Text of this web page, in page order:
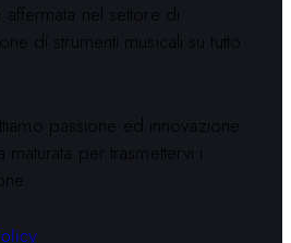
affermata nel settore di
di strumenti musicali su tutto
passione ed innovazione
per trasmettervi i